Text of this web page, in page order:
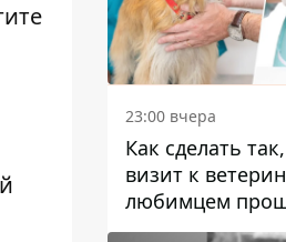
23:00 вчера
Как сделать
визит к
любимцем
спокойно: